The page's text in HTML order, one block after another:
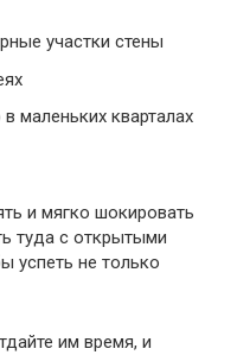
участки стены
маленьких кварталах
и мягко шокировать
туда с открытыми
успеть не только
им время, и